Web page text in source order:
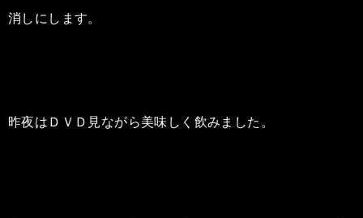
消しにします。
昨夜はＤＶＤ見ながら美味しく飲みました。